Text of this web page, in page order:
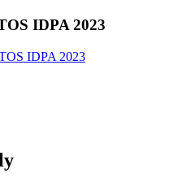
IDPA 2023
IDPA 2023